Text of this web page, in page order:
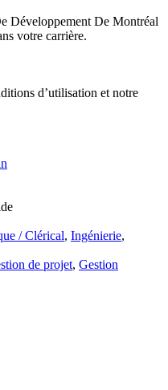
Développement De Montréal
votre carrière.
d’utilisation et notre
/ Clérical, Ingénierie,
de projet, Gestion